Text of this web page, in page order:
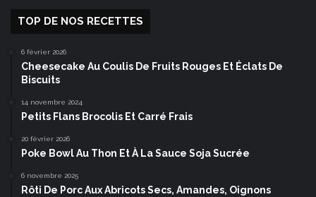
TOP DE NOS RECETTES
6 février 2026
Cheesecake Au Coulis De Fruits Rouges Et Éclats De
Biscuits
14 novembre 2024
Petits Flans Brocolis Et Carré Frais
20 février 2026
Poke Bowl Au Thon Et À La Sauce Soja Sucrée
6 novembre 2025
Rôti De Porc Aux Abricots Secs, Amandes, Oignons